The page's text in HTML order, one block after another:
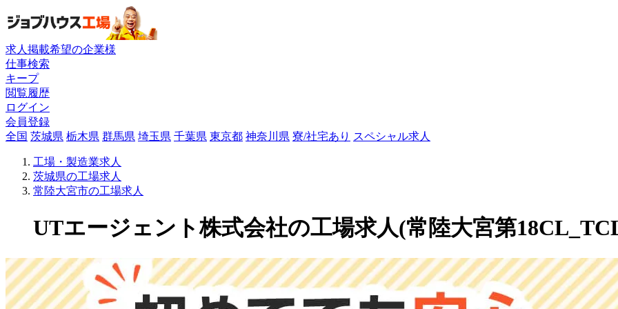
求人掲載希望の企業様
仕事検索
キープ
閲覧履歴
ログイン
会員登録
全国 茨城県 栃木県 群馬県 埼玉県 千葉県 東京都 神奈川県 寮/社宅あり スペシャル求人
工場・製造業求人
茨城県の工場求人
常陸大宮市の工場求人
UTエージェント株式会社の工場求人(常陸大宮第